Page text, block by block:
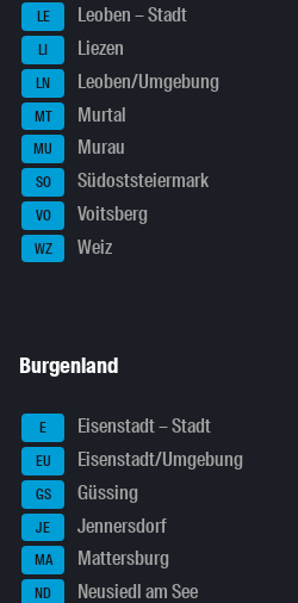
LE Leoben – Stadt
LI Liezen
LN Leoben/Umgebung
MT Murtal
MU Murau
SO Südoststeiermark
VO Voitsberg
WZ Weiz
Burgenland
E Eisenstadt – Stadt
EU Eisenstadt/Umgebung
GS Güssing
JE Jennersdorf
MA Mattersburg
ND Neusiedl am See